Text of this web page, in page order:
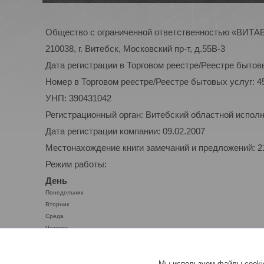
Общество с ограниченной ответственностью
210038, г. Витебск, Московский пр-т, д.55В-3
Дата регистрации в Торговом реестре/Реестре
Номер в Торговом реестре/Реестре бытовых услуг:
УНП: 390431042
Регистрационный орган: Витебский областной
Дата регистрации компании: 09.02.2007
Местонахождение книги замечаний и предложений:
Режим работы:
День
Понедельник
Вторник
Среда
Четверг